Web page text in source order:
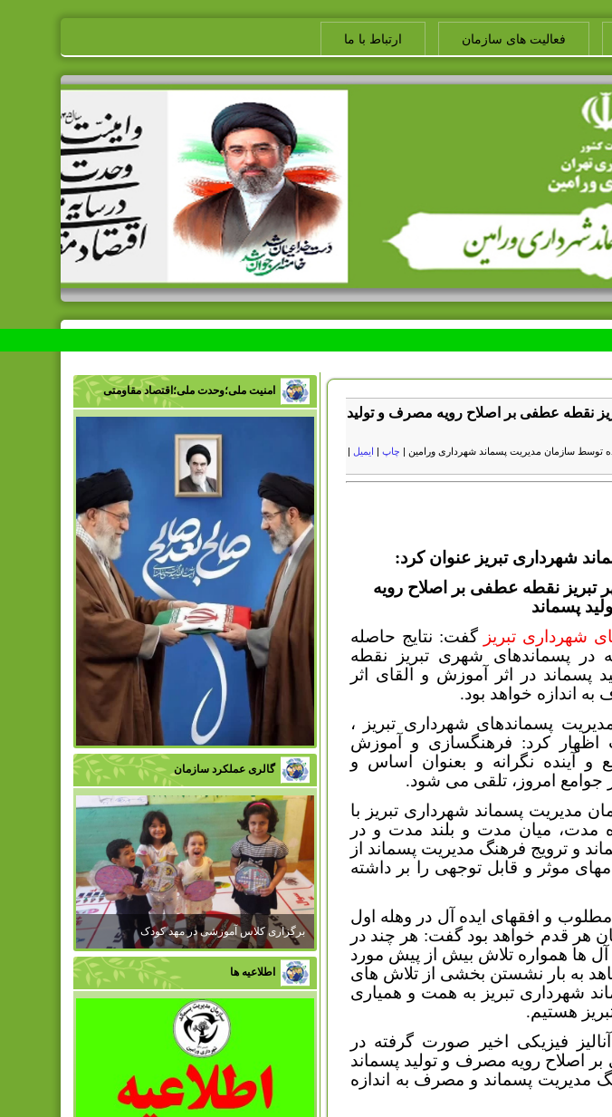
فعالیت های سازمان ارتباط با ما
نقطه عطفی بر اصلاح رویه مصرف و تولید
توسط سازمان مدیریت پسماند شهرداری ورامین | چاپ | ایمیل |
شهرداری تبریز عنوان کرد:
تبریز نقطه عطفی بر اصلاح رویه
پسماند
شهرداری تبریز گفت: نتایج حاصله
در پسماندهای شهری تبریز نقطه
در اثر آموزش و القای اثر
اندازه خواهد بود.
پسماندهای شهرداری تبریز ،
اظهار کرد: فرهنگسازی و آموزش
و آینده نگرانه و بعنوان اساس و
جوامع امروز، تلقی می شود.
مدیریت پسماند شهرداری تبریز با
مدت، میان مدت و بلند مدت و در
و ترویج فرهنگ مدیریت پسماند از
موثر و قابل توجهی را بر داشته
مطلوب و افقهای ایده آل در وهله اول
هر قدم خواهد بود گفت: هر چند در
ها همواره تلاش بیش از پیش مورد
به بار نشستن بخشی از تلاش های
شهرداری تبریز به همت و همیاری
هستیم.
فیزیکی اخیر صورت گرفته در
اصلاح رویه مصرف و تولید پسماند
مدیریت پسماند و مصرف به اندازه
امنیت ملی؛وحدت ملی؛اقتصاد مقاومتی
گالری عملکرد سازمان
برگزاری کلاس آموزشی در مهد کودک
اطلاعیه ها